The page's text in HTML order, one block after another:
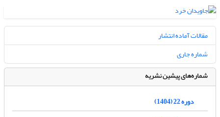
مقالات آماده انتشار
شماره جاری
شماره‌های پیشین نشریه
دوره 22 (1404)